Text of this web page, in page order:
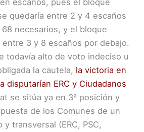
quedaría entre 2 y 4 escaños
necesarios, y el bloque
3 y 8 escaños por debajo.
todavía alto de voto indeciso u
la cautela, la victoria en
disputarían ERC y Ciudadanos
se sitúa ya en 3ª posición y
de los Comunes de un
transversal (ERC, PSC,